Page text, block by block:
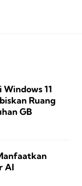
11
Ruang
GB
AI